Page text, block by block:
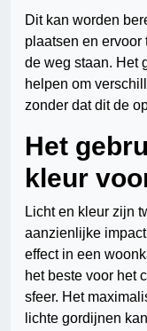
Dit kan worden
plaatsen en ervoor
de weg staan. Het
helpen om
zonder dat dit de
Het
kleur
Licht en kleur zijn
aanzienlijke
effect in een
het beste voor het
sfeer. Het
lichte gordijnen